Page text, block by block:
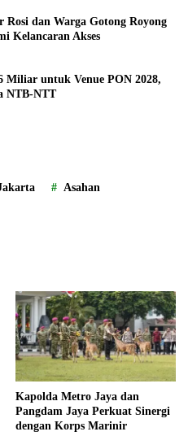
dan Warga Gotong Royong
Kelancaran Akses
Miliar untuk Venue PON 2028,
NTB-NTT
Asahan
Kapolda Metro Jaya dan
Pangdam Jaya Perkuat Sinergi
dengan Korps Marinir